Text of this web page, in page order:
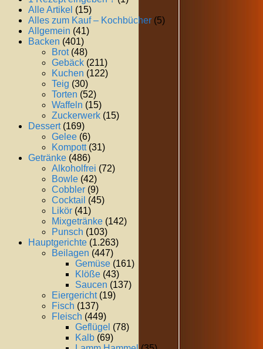
Alle Artikel (15)
Alles zum Kauf – Kochbücher (5)
Allgemein (41)
Backen (401)
Brot(48)
Gebäck (211)
Kuchen (122)
Teig (30)
Torten (52)
Waffeln (15)
Zuckerwerk (15)
Dessert(169)
Gelee (6)
Kompott(31)
Getränke (486)
Alkoholfrei (72)
Bowle (42)
Cobbler (9)
Cocktail (45)
Likör (41)
Mixgetränke (142)
Punsch (103)
Hauptgerichte (1.263)
Beilagen (447)
Gemüse (161)
Klöße (43)
Saucen (137)
Eiergericht(19)
Fisch (137)
Fleisch (449)
Geflügel (78)
Kalb (69)